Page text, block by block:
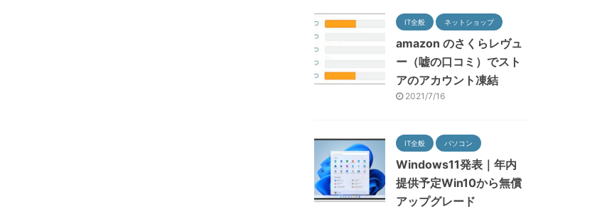
IT全般 ネットショップ
amazon のさくらレヴュ
ー（嘘の口コミ）でスト
アのアカウント凍結
2021/7/16
IT全般 パソコン
Windows11発表｜年内
提供予定Win10から無償
アップグレード